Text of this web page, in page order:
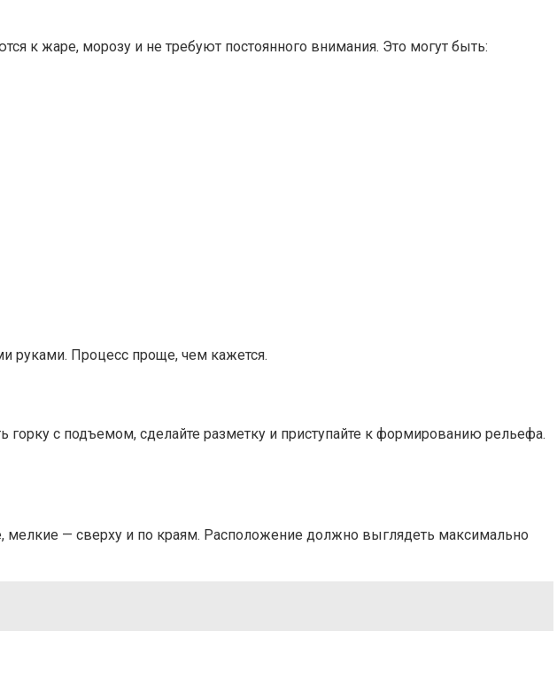
к жаре, морозу и не требуют постоянного внимания. Это могут быть:
руками. Процесс проще, чем кажется.
горку с подъемом, сделайте разметку и приступайте к формированию рельефа.
— сверху и по краям. Расположение должно выглядеть максимально